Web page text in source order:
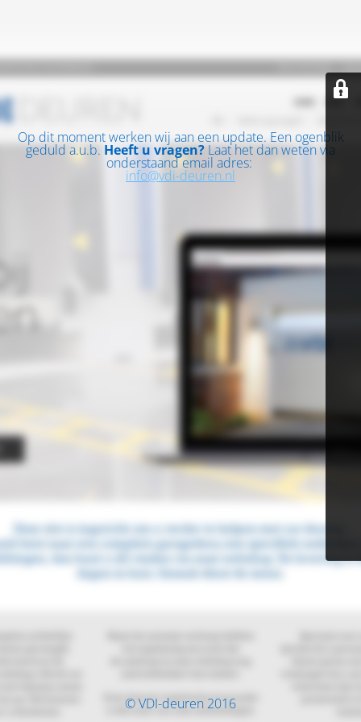
Op dit moment werken wij aan een update. Een ogenblik
geduld a.u.b. Heeft u vragen? Laat het dan weten via
onderstaand email adres:
info@vdi-deuren.nl
© VDI-deuren 2016